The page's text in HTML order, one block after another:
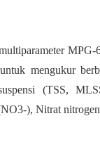
mengukur
(TSS,
), Nitrat